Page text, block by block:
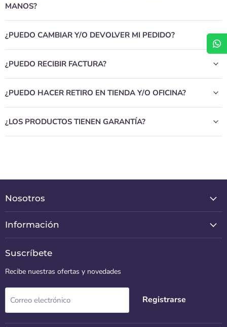
MANOS?
¿PUEDO CAMBIAR Y/O DEVOLVER MI PEDIDO?
¿PUEDO RECIBIR FACTURA?
¿PUEDO HACER RETIRO EN TIENDA Y/O OFICINA?
¿LOS PRODUCTOS TIENEN GARANTÍA?
Nosotros
Información
Suscríbete
Recibe nuestras ofertas y novedades
Correo electrónico Registrarse